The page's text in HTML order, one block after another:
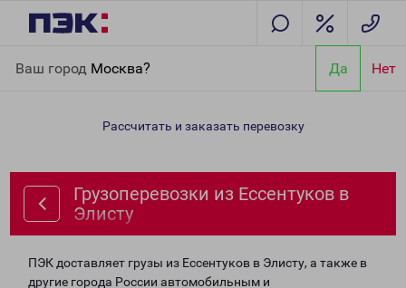
Ваш город Москва? Да Нет
Элисту
Рассчитать и заказать перевозку
Грузоперевозки из Ессентуков в
Элисту
ПЭК доставляет грузы из Ессентуков в Элисту, а также в
другие города России автомобильным и